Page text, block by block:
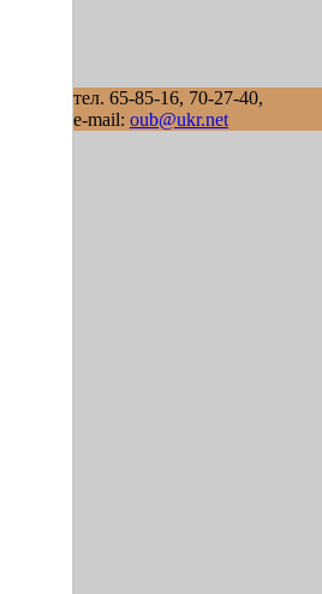
тел. 65-85-16, 70-27-40,
e-mail: oub@ukr.net